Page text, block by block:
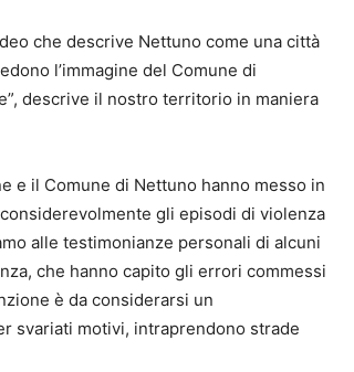
che descrive Nettuno come una città
l’immagine del Comune di
descrive il nostro territorio in maniera
e il Comune di Nettuno hanno messo in
gli episodi di violenza
alle testimonianze personali di alcuni
che hanno capito gli errori commessi
è da considerarsi un
svariati motivi, intraprendono strade